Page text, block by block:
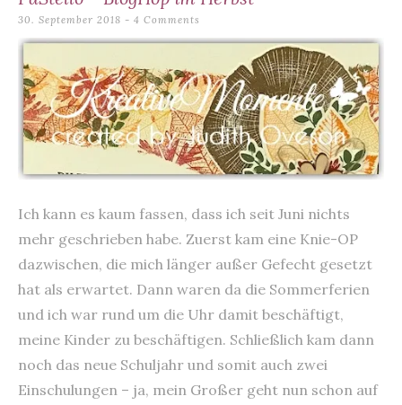
content
30. September 2018 4 Comments
Ich kann es kaum fassen, dass ich seit Juni nichts
mehr geschrieben habe. Zuerst kam eine Knie-OP
dazwischen, die mich länger außer Gefecht gesetzt
hat als erwartet. Dann waren da die Sommerferien
und ich war rund um die Uhr damit beschäftigt,
meine Kinder zu beschäftigen. Schließlich kam dann
noch das neue Schuljahr und somit auch zwei
Einschulungen – ja, mein Großer geht nun schon auf